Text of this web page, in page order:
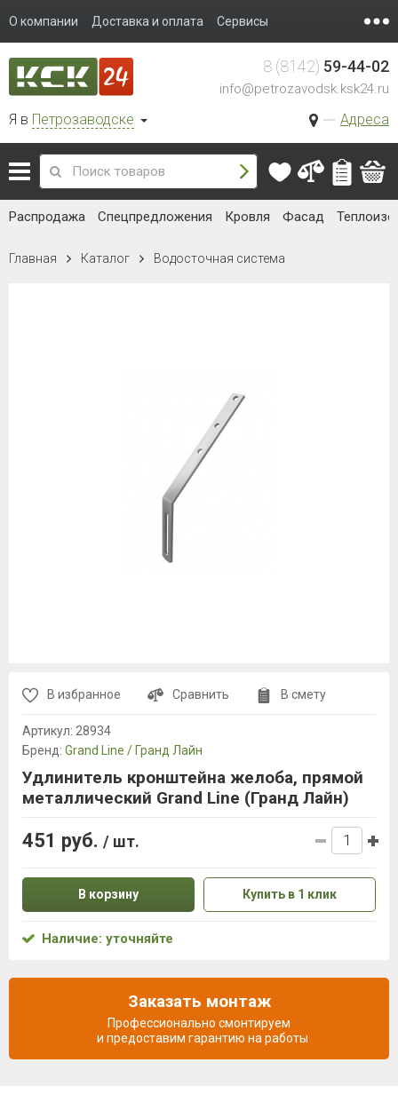
О компании Доставка и оплата Сервисы
Я в Петрозаводске Адреса
8 (8142) 59-44-02
info@petrozavodsk.ksk24.ru
Распродажа Спецпредложения Кровля Фасад
Главная Каталог Водосточная система
В избранное Сравнить В смету
Артикул: 28934
Бренд: Grand Line / Гранд Лайн
Удлинитель кронштейна желоба, прямой
металлический Grand Line (Гранд Лайн)
451 руб. / шт.
В корзину Купить в 1 клик
Наличие: уточняйте
Заказать монтаж
Профессионально смонтируем
и предоставим гарантию на работы